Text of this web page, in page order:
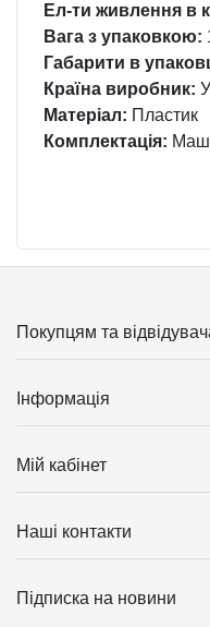
Ел-ти живлення в
Вага з упаковкою:
Габарити в
Країна виробник:
Матеріал: Пластик
Комплектація:
Покупцям та
Інформація
Мій кабінет
Наші контакти
Підписка на новини